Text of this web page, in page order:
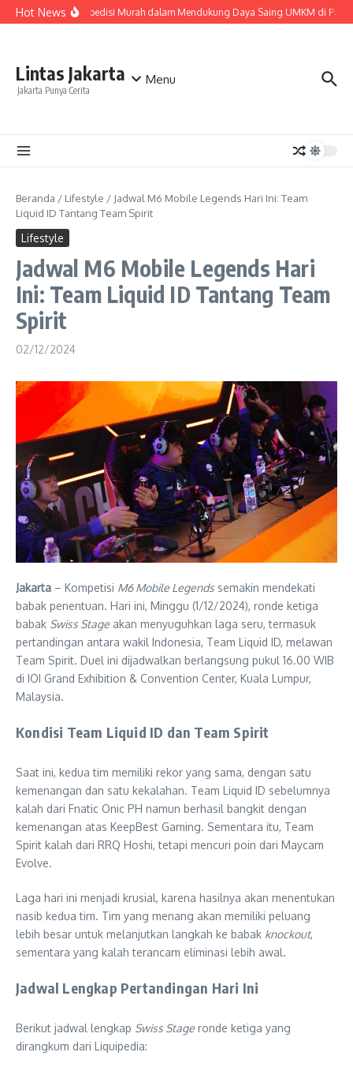
Lewati ke konten
Hot NewsPeran Ekspedisi Murah dalam Mendukung Daya Saing UMKM di
Lintas Jakarta
Jakarta Punya Cerita
Menu
Beranda / Lifestyle / Jadwal M6 Mobile Legends Hari Ini: Team
Liquid ID Tantang Team Spirit
Lifestyle
Jadwal M6 Mobile Legends Hari
Ini: Team Liquid ID Tantang Team
Spirit
02/12/2024
Jakarta – Kompetisi M6 Mobile Legends semakin mendekati
babak penentuan. Hari ini, Minggu (1/12/2024), ronde ketiga
babak Swiss Stage akan menyuguhkan laga seru, termasuk
pertandingan antara wakil Indonesia, Team Liquid ID, melawan
Team Spirit. Duel ini dijadwalkan berlangsung pukul 16.00 WIB
di IOI Grand Exhibition & Convention Center, Kuala Lumpur,
Malaysia.
Kondisi Team Liquid ID dan Team Spirit
Saat ini, kedua tim memiliki rekor yang sama, dengan satu
kemenangan dan satu kekalahan. Team Liquid ID sebelumnya
kalah dari Fnatic Onic PH namun berhasil bangkit dengan
kemenangan atas KeepBest Gaming. Sementara itu, Team
Spirit kalah dari RRQ Hoshi, tetapi mencuri poin dari Maycam
Evolve.
Laga hari ini menjadi krusial, karena hasilnya akan menentukan
nasib kedua tim. Tim yang menang akan memiliki peluang
lebih besar untuk melanjutkan langkah ke babak knockout,
sementara yang kalah terancam eliminasi lebih awal.
Jadwal Lengkap Pertandingan Hari Ini
Berikut jadwal lengkap Swiss Stage ronde ketiga yang
dirangkum dari Liquipedia: